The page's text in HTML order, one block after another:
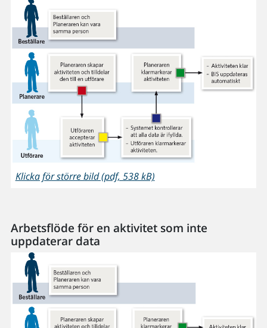
Klicka för större bild (pdf, 538 kB)
Arbetsflöde för en aktivitet som inte
uppdaterar data